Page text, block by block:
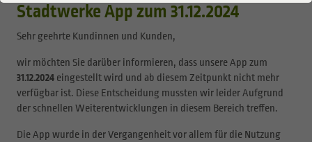
Stadtwerke App zum 31.12.2024
Sehr geehrte Kundinnen und Kunden,
wir möchten Sie darüber informieren, dass unsere App zum
31.12.2024 eingestellt wird und ab diesem Zeitpunkt nicht mehr
verfügbar ist. Diese Entscheidung mussten wir leider Aufgrund
der schnellen Weiterentwicklungen in diesem Bereich treffen.
Die App wurde in der Vergangenheit vor allem für die Nutzung